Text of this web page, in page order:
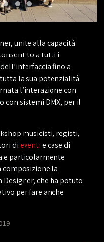
unite alla capacità
a tutti i
fino a
la sua potenzialità.
l’interazione con
o con sistemi DMX, per il
musicisti, registi,
dieventie case di
e particolarmente
composizione la
che ha potuto
per fare anche